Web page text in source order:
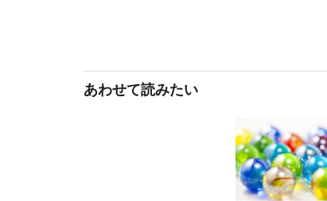
あわせて読みたい